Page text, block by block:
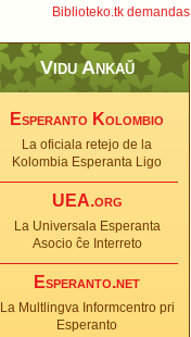
Biblioteko.tk demandas
Vidu Ankaŭ
Esperanto Kolombio
La oficiala retejo de la
Kolombia Esperanta Ligo
UEA.org
La Universala Esperanta
Asocio ĉe Interreto
Esperanto.net
La Multlingva Informcentro pri
Esperanto